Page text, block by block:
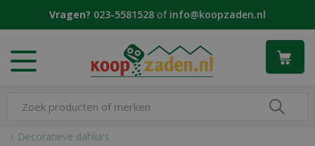
Decoratieve dahlia's
Vragen? 023-5581528 of info@koopzaden.nl